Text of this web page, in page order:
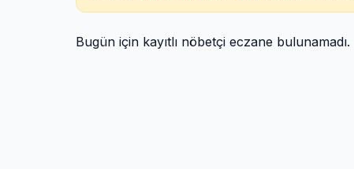
Bugün için kayıtlı nöbetçi eczane bulunamadı.